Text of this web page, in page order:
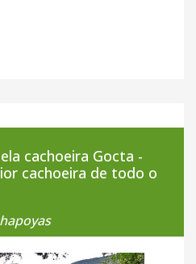
ocorre na parte da
uma travessia pelo rio
em barcos de madeira
macacos e outros
, existem mais de 120
e o som transmitido no
cachoeira Gocta -
cachoeira de todo o